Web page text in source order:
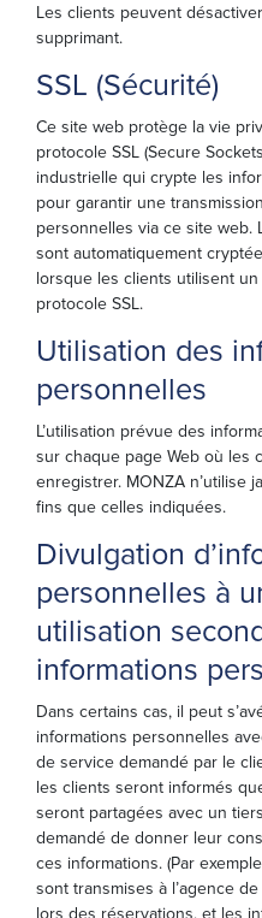
Les clients peuvent
supprimant.
SSL (Sécurité)
Ce site web protège la vie
protocole SSL (Secure
industrielle qui crypte les
pour garantir une
personnelles via ce site web.
sont automatiquement
lorsque les clients utilisent
protocole SSL.
Utilisation des
personnelles
L’utilisation prévue des
sur chaque page Web où les
enregistrer. MONZA n’utilise
fins que celles indiquées.
Divulgation
personnelles à
utilisation
informations
Dans certains cas, il peut
informations personnelles
de service demandé par le
les clients seront informés
seront partagées avec un
demandé de donner leur
ces informations. (Par
sont transmises à l’agence
lors des réservations, et les